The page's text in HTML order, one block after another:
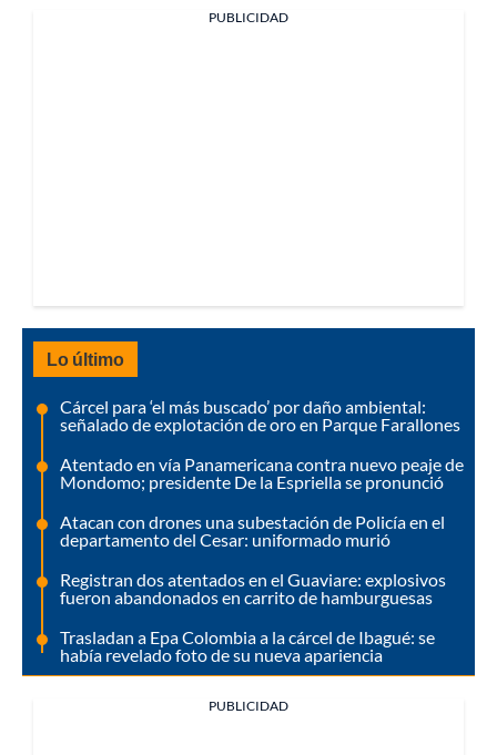
PUBLICIDAD
Lo último
Cárcel para ‘el más buscado’ por daño ambiental:
señalado de explotación de oro en Parque Farallones
Atentado en vía Panamericana contra nuevo peaje de
Mondomo; presidente De la Espriella se pronunció
Atacan con drones una subestación de Policía en el
departamento del Cesar: uniformado murió
Registran dos atentados en el Guaviare: explosivos
fueron abandonados en carrito de hamburguesas
Trasladan a Epa Colombia a la cárcel de Ibagué: se
había revelado foto de su nueva apariencia
PUBLICIDAD